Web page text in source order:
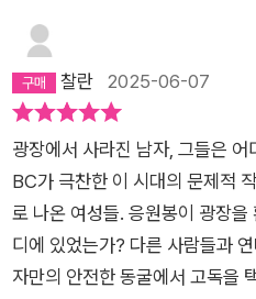
중심이 된 남초 커뮤니티들은 개
성적 대상화와 혐오 정서를 중심
은 40대부터 급격히 치솟아 80대
률에 비해 5배나 높다. 고독사 사
이상 많고, 특히 50~60대 비중
유대감 실종과 정서적 빈곤에 따
을 사회적 공간으로부터 몰아내
실제적인 위협 요소로 작용하고 있다. 남자들이여, 자신의
찰란 2025-06-07
광장에서 사라진 남자, 그들은
BC가 극찬한 이 시대의 문제적
로 나온 여성들. 응원봉이 광장
디에 있었는가? 다른 사람들과
자만의 안전한 동굴에서 고독을